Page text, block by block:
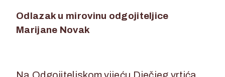
Odlazak u mirovinu odgojiteljice
Marijane Novak